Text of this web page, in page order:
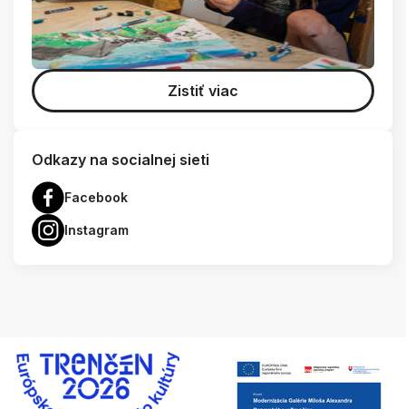
Zistiť viac
Odkazy na socialnej sieti
Facebook
Instagram